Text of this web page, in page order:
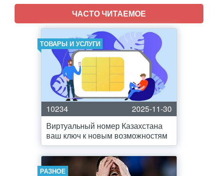
ЧАСТО ЧИТАЕМОЕ
ТОВАРЫ И УСЛУГИ
10234
2025-11-30
Виртуальный номер Казахстана
ваш ключ к новым возможностям
РАЗНОЕ